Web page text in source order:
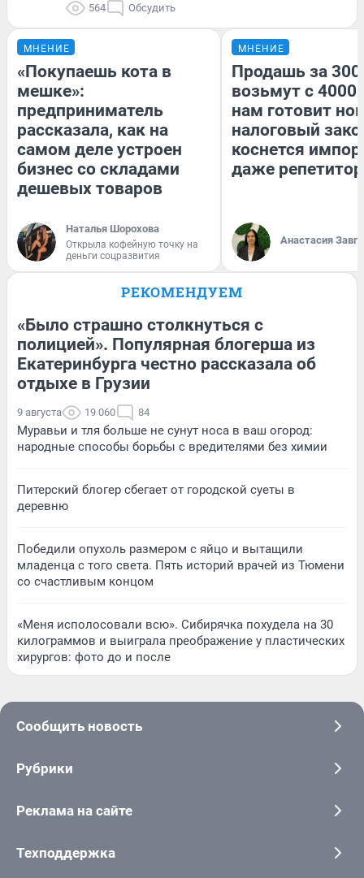
564 Обсудить
МНЕНИЕ
«Покупаешь кота в
мешке»:
предприниматель
рассказала, как на
самом деле устроен
бизнес со складами
дешевых товаров
Наталья Шорохова
Открыла кофейную точку на
деньги соцразвития
МНЕНИЕ
Продашь за
возьмут с
нам готовит
налоговый
коснется
даже
Анастасия
РЕКОМЕНДУЕМ
«Было страшно столкнуться с
полицией». Популярная блогерша из
Екатеринбурга честно рассказала об
отдыхе в Грузии
9 августа 19 060 84
Муравьи и тля больше не сунут носа в ваш огород:
народные способы борьбы с вредителями без химии
Питерский блогер сбегает от городской суеты в
деревню
Победили опухоль размером с яйцо и вытащили
младенца с того света. Пять историй врачей из Тюмени
со счастливым концом
«Меня исполосовали всю». Сибирячка похудела на 30
килограммов и выиграла преображение у пластических
хирургов: фото до и после
Сообщить новость
Рубрики
Реклама на сайте
Техподдержка